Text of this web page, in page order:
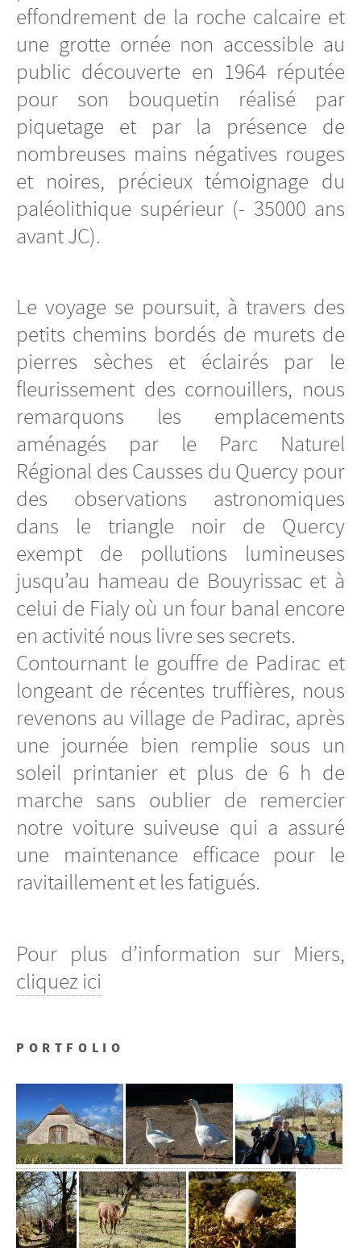
effondrement de la roche calcaire et
une grotte ornée non accessible au
public découverte en 1964 réputée
pour son bouquetin réalisé par
piquetage et par la présence de
nombreuses mains négatives rouges
et noires, précieux témoignage du
paléolithique supérieur (- 35000 ans
avant JC).
Le voyage se poursuit, à travers des
petits chemins bordés de murets de
pierres sèches et éclairés par le
fleurissement des cornouillers, nous
remarquons les emplacements
aménagés par le Parc Naturel
Régional des Causses du Quercy pour
des observations astronomiques
dans le triangle noir de Quercy
exempt de pollutions lumineuses
jusqu’au hameau de Bouyrissac et à
celui de Fialy où un four banal encore
en activité nous livre ses secrets.
Contournant le gouffre de Padirac et
longeant de récentes truffières, nous
revenons au village de Padirac, après
une journée bien remplie sous un
soleil printanier et plus de 6 h de
marche sans oublier de remercier
notre voiture suiveuse qui a assuré
une maintenance efficace pour le
ravitaillement et les fatigués.
Pour plus d’information sur Miers,
cliquez ici
PORTFOLIO